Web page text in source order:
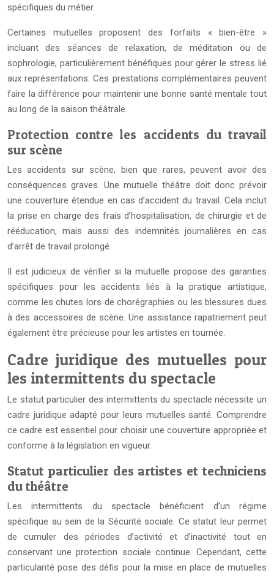
spécifiques du métier.
Certaines mutuelles proposent des forfaits « bien-être »
incluant des séances de relaxation, de méditation ou de
sophrologie, particulièrement bénéfiques pour gérer le stress lié
aux représentations. Ces prestations complémentaires peuvent
faire la différence pour maintenir une bonne santé mentale tout
au long de la saison théâtrale.
Protection contre les accidents du travail
sur scène
Les accidents sur scène, bien que rares, peuvent avoir des
conséquences graves. Une mutuelle théâtre doit donc prévoir
une couverture étendue en cas d’accident du travail. Cela inclut
la prise en charge des frais d’hospitalisation, de chirurgie et de
rééducation, mais aussi des indemnités journalières en cas
d’arrêt de travail prolongé.
Il est judicieux de vérifier si la mutuelle propose des garanties
spécifiques pour les accidents liés à la pratique artistique,
comme les chutes lors de chorégraphies ou les blessures dues
à des accessoires de scène. Une assistance rapatriement peut
également être précieuse pour les artistes en tournée.
Cadre juridique des mutuelles pour
les intermittents du spectacle
Le statut particulier des intermittents du spectacle nécessite un
cadre juridique adapté pour leurs mutuelles santé. Comprendre
ce cadre est essentiel pour choisir une couverture appropriée et
conforme à la législation en vigueur.
Statut particulier des artistes et techniciens
du théâtre
Les intermittents du spectacle bénéficient d’un régime
spécifique au sein de la Sécurité sociale. Ce statut leur permet
de cumuler des périodes d’activité et d’inactivité tout en
conservant une protection sociale continue. Cependant, cette
particularité pose des défis pour la mise en place de mutuelles